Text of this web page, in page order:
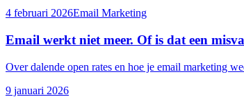
4 februari 2026Email Marketing
Email werkt niet meer. Of is dat een
Over dalende open rates en hoe je email marketing
9 januari 2026